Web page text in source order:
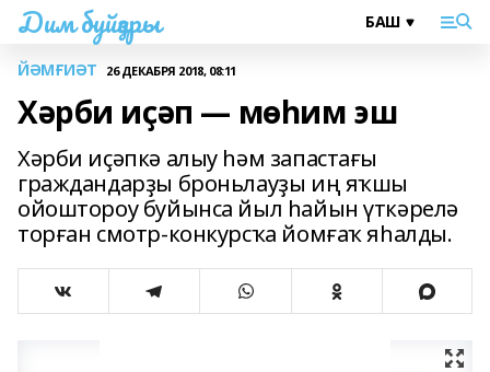
Дим буйҙары
ЙӘМҒИӘТ 26 ДЕКАБРЯ 2018, 08:11
Хәрби иҫәп — мөhим эш
Хәрби иҫәпкә алыу hәм запастағы
граждандарҙы броньлауҙы иң яҡшы
ойоштороу буйынса йыл һайын үткәрелә
торған смотр-конкурсҡа йомғаҡ яһалды.